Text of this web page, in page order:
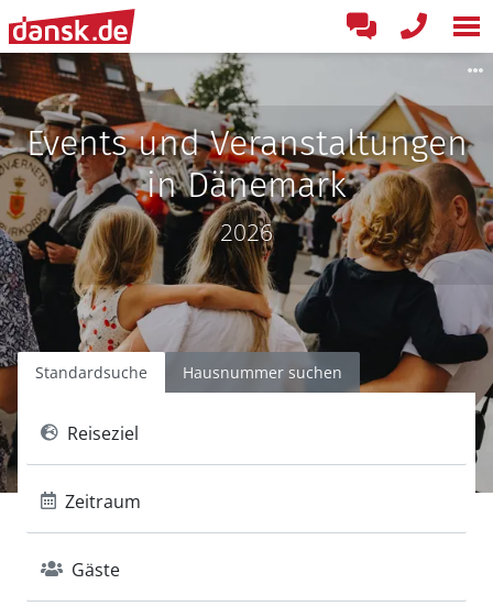
Events und Veranstaltungen
in Dänemark
2026
Standardsuche Hausnummer suchen
Reiseziel
Zeitraum
Gäste